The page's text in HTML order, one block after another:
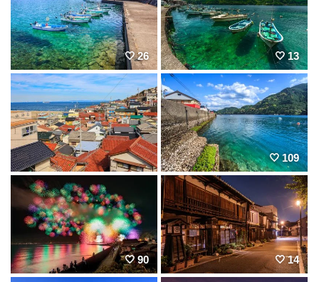
26 13
109
90 14